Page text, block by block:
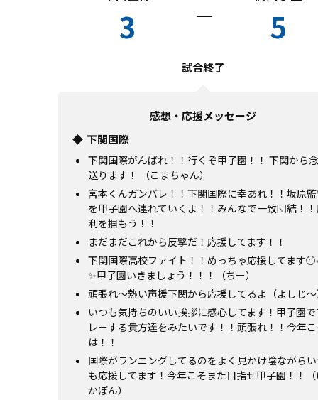
3 5
試合終了
感想・応援メッセージ
下関国際
下関国際がんばれ！！行くぞ甲子園！！ 下関から
送ります！ （こまちゃん）
宮本くんガンバレ！！下関国際に幸あれ！！坂原
を甲子園へ連れていくよ！！みんなで一致団結！
利を掴もう！！
まだまだこれから反撃だ！応援してます！！
下関国際高校ファイト！！めっちゃ応援してます
✨甲子園いきましょう！！！（ちー）
頑張れ〜熱い声援下関から応援してるよ（よしじ〜
いつも気持ちのいい挨拶に感心してます！甲子園
レーする貴方達をみたいです！！頑張れ！！今年
は！！
国際がランニングしてるのをよく見かけ陰ながら
も応援してます！今年こそまた目指せ甲子園！！（
かぽん）